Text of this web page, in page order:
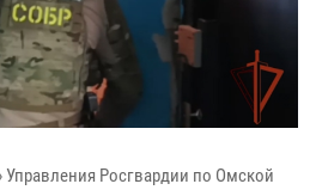
Управления Росгвардии по Омской